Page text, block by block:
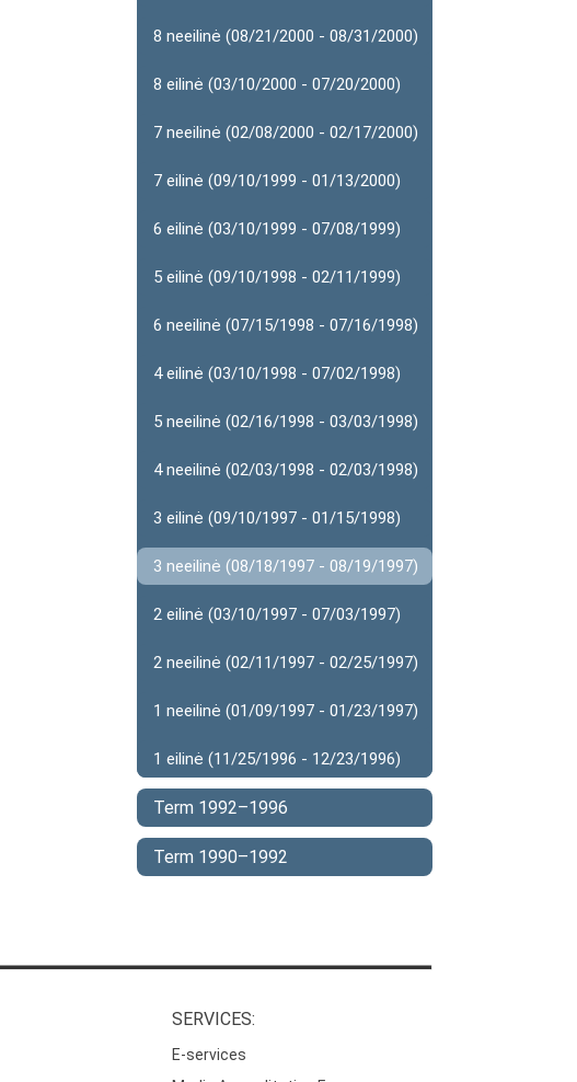
8 neeilinė (08/21/2000 - 08/31/2000)
8 eilinė (03/10/2000 - 07/20/2000)
7 neeilinė (02/08/2000 - 02/17/2000)
7 eilinė (09/10/1999 - 01/13/2000)
6 eilinė (03/10/1999 - 07/08/1999)
5 eilinė (09/10/1998 - 02/11/1999)
6 neeilinė (07/15/1998 - 07/16/1998)
4 eilinė (03/10/1998 - 07/02/1998)
5 neeilinė (02/16/1998 - 03/03/1998)
4 neeilinė (02/03/1998 - 02/03/1998)
3 eilinė (09/10/1997 - 01/15/1998)
3 neeilinė (08/18/1997 - 08/19/1997)
2 eilinė (03/10/1997 - 07/03/1997)
2 neeilinė (02/11/1997 - 02/25/1997)
1 neeilinė (01/09/1997 - 01/23/1997)
1 eilinė (11/25/1996 - 12/23/1996)
Term 1992–1996
Term 1990–1992
SERVICES:
E-services